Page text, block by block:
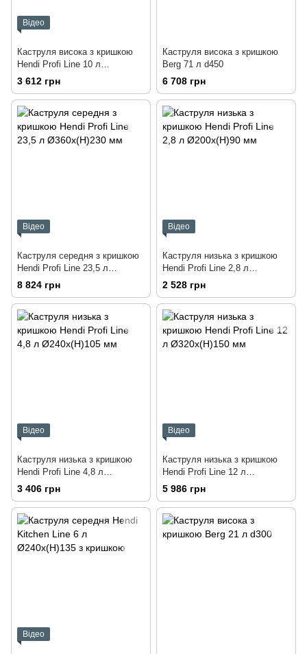
Відео
Каструля висока з кришкою
Hendi Profi Line 10 л
Ø240x(H)220 мм
3 612 грн
Каструля висока з кришкою
Berg 71 л d450
6 708 грн
Відео
Каструля середня з кришкою
Hendi Profi Line 23,5 л
Ø360x(H)230 мм
8 824 грн
Відео
Каструля низька з кришкою
Hendi Profi Line 2,8 л
Ø200x(H)90 мм
2 528 грн
Відео
Каструля низька з кришкою
Hendi Profi Line 4,8 л
Ø240x(H)105 мм
3 406 грн
Відео
Каструля низька з кришкою
Hendi Profi Line 12 л
Ø320x(H)150 мм
5 986 грн
Відео